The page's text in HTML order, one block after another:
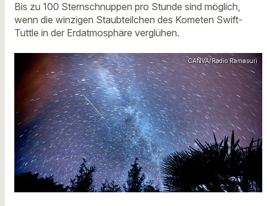
Bis zu 100 Sternschnuppen pro Stunde sind möglich,
wenn die winzigen Staubteilchen des Kometen Swift-
Tuttle in der Erdatmosphäre verglühen.
CANVA/Radio Ramasuri